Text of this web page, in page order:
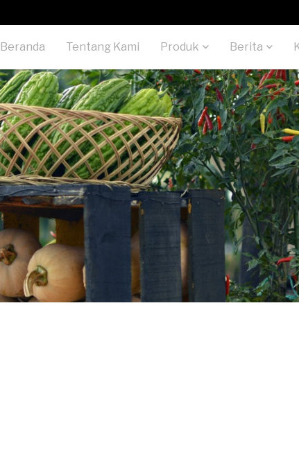
Beranda Tentang Kami Produk Berita